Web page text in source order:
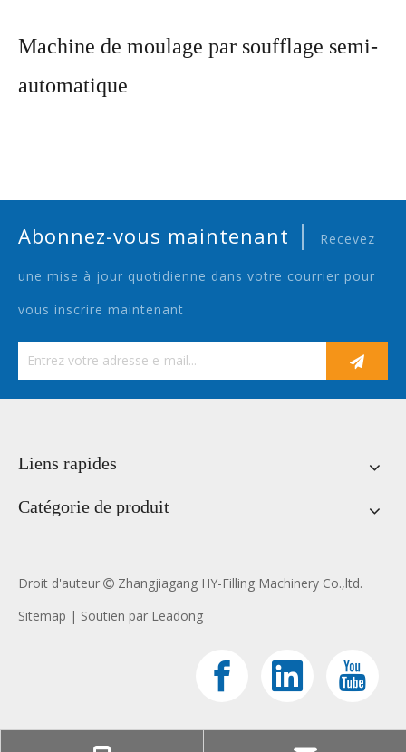
Machine de moulage par soufflage semi-
automatique
Abonnez-vous maintenant | Recevez
une mise à jour quotidienne dans votre courrier pour
vous inscrire maintenant
Liens rapides
Catégorie de produit
Droit d'auteur  Zhangjiagang HY-Filling Machinery Co.,ltd.
Sitemap | Soutien par Leadong